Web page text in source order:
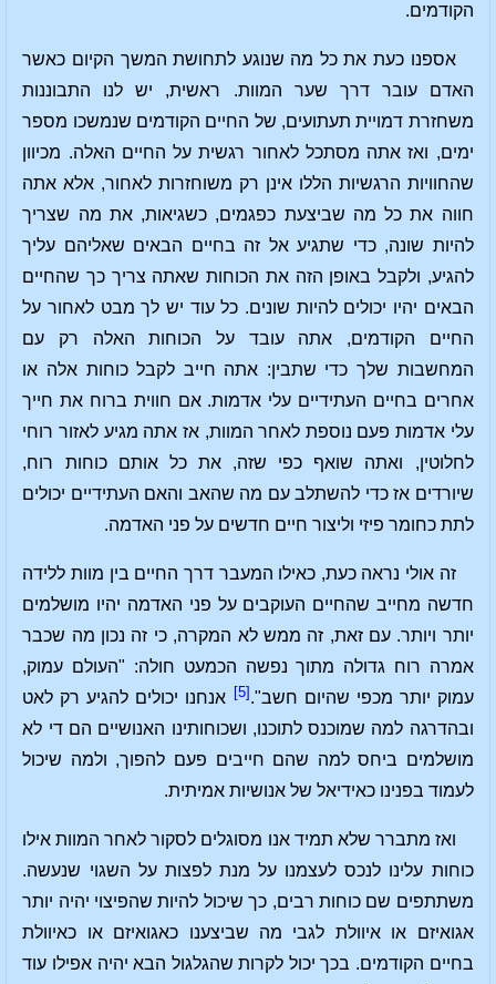
הקודמים.
אספנו כעת את כל מה שנוגע לתחושת המשך הקיום כאשר
האדם עובר דרך שער המוות. ראשית, יש לנו התבוננות
משחזרת דמויית תעתועים, של החיים הקודמים שנמשכו מספר
ימים, ואז אתה מסתכל לאחור רגשית על החיים האלה. מכיוון
שהחוויות הרגשיות הללו אינן רק משוחזרות לאחור, אלא אתה
חווה את כל מה שביצעת כפגמים, כשגיאות, את מה שצריך
להיות שונה, כדי שתגיע אל זה בחיים הבאים שאליהם עליך
להגיע, ולקבל באופן הזה את הכוחות שאתה צריך כך שהחיים
הבאים יהיו יכולים להיות שונים. כל עוד יש לך מבט לאחור על
החיים הקודמים, אתה עובד על הכוחות האלה רק עם
המחשבות שלך כדי שתבין: אתה חייב לקבל כוחות אלה או
אחרים בחיים העתידיים עלי אדמות. אם חווית ברוח את חייך
עלי אדמות פעם נוספת לאחר המוות, אז אתה מגיע לאזור רוחי
לחלוטין, ואתה שואף כפי שזה, את כל אותם כוחות רוח,
שיורדים אז כדי להשתלב עם מה שהאב והאם העתידיים יכולים
לתת כחומר פיזי וליצור חיים חדשים על פני האדמה.
זה אולי נראה כעת, כאילו המעבר דרך החיים בין מוות ללידה
חדשה מחייב שהחיים העוקבים על פני האדמה יהיו מושלמים
יותר ויותר. עם זאת, זה ממש לא המקרה, כי זה נכון מה שכבר
אמרה רוח גדולה מתוך נפשה הכמעט חולה: "העולם עמוק,
עמוק יותר מכפי שהיום חשב". [5]
אנחנו יכולים להגיע רק לאט
ובהדרגה למה שמוכנס לתוכנו, ושכוחותינו האנושיים הם די לא
מושלמים ביחס למה שהם חייבים פעם להפוך, ולמה שיכול
לעמוד בפנינו כאידיאל של אנושיות אמיתית.
ואז מתברר שלא תמיד אנו מסוגלים לסקור לאחר המוות אילו
כוחות עלינו לנכס לעצמנו על מנת לפצות על השגוי שנעשה.
משתתפים שם כוחות רבים, כך שיכול להיות שהפיצוי יהיה יותר
אגואיזם או איוולת לגבי מה שביצענו כאגואיזם או כאיוולת
בחיים הקודמים. בכך יכול לקרות שהגלגול הבא יהיה אפילו עוד